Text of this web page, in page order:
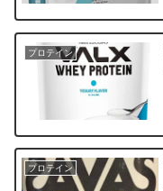
プロテイン
プロテイン